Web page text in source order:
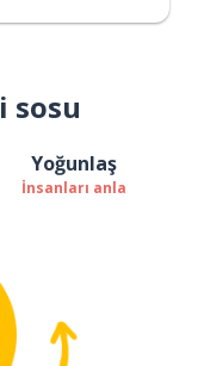
sosu
Yoğunlaş
İnsanları anla